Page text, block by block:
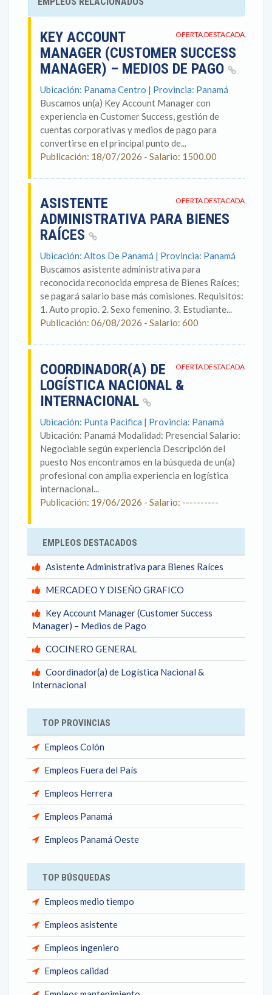
OFERTA DESTACADA
KEY ACCOUNT
MANAGER (CUSTOMER SUCCESS
MANAGER) – MEDIOS DE PAGO
Ubicación: Panama Centro | Provincia: Panamá
Buscamos un(a) Key Account Manager con
experiencia en Customer Success, gestión de
cuentas corporativas y medios de pago para
convertirse en el principal punto de...
Publicación: 18/07/2026 - Salario: 1500.00
OFERTA DESTACADA
ASISTENTE
ADMINISTRATIVA PARA BIENES
RAÍCES
Ubicación: Altos De Panamá | Provincia: Panamá
Buscamos asistente administrativa para
reconocida reconocida empresa de Bienes Raíces;
se pagará salario base más comisiones. Requisitos:
1. Auto propio. 2. Sexo femenino. 3. Estudiante...
Publicación: 06/08/2026 - Salario: 600
OFERTA DESTACADA
COORDINADOR(A) DE
LOGÍSTICA NACIONAL &
INTERNACIONAL
Ubicación: Punta Pacifica | Provincia: Panamá
Ubicación: Panamá Modalidad: Presencial Salario:
Negociable según experiencia Descripción del
puesto Nos encontramos en la búsqueda de un(a)
profesional con amplia experiencia en logística
internacional...
Publicación: 19/06/2026 - Salario: ----------
EMPLEOS DESTACADOS
Asistente Administrativa para Bienes Raíces
MERCADEO Y DISEÑO GRAFICO
Key Account Manager (Customer Success
Manager) – Medios de Pago
COCINERO GENERAL
Coordinador(a) de Logística Nacional &
Internacional
TOP PROVINCIAS
Empleos Colón
Empleos Fuera del País
Empleos Herrera
Empleos Panamá
Empleos Panamá Oeste
TOP BÚSQUEDAS
Empleos medio tiempo
Empleos asistente
Empleos ingeniero
Empleos calidad